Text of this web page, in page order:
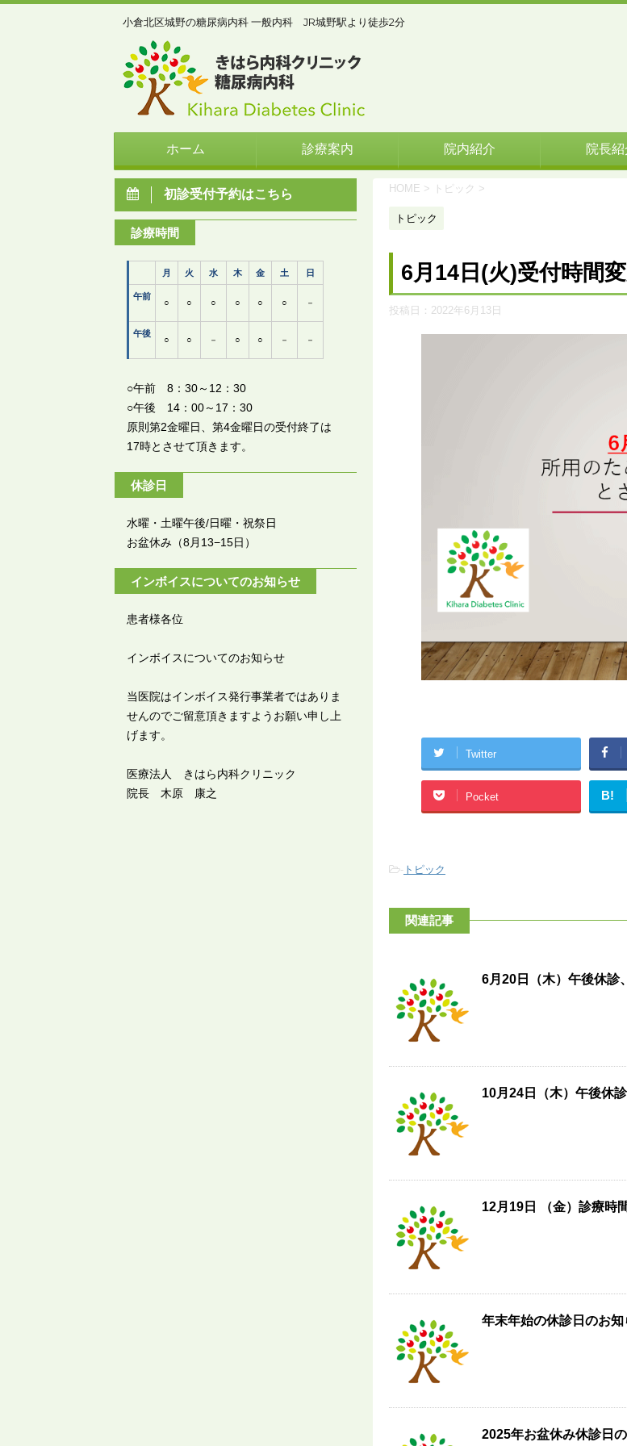
小倉北区城野の糖尿病内科 一般内科 JR城野駅より徒歩2分
ホーム 診療案内 院内紹介 院長紹
HOME > トピック >
トピック
6月14日(火)受付時間
投稿日： 2022年6月13日
Twitter
Pocket B!
- トピック
関連記事
6月20日（木）午後休診
10月24日（木）午後休
12月19日 （金）診療時
年末年始の休診日のお知
2025年お盆休み休診日
初診受付予約はこちら
診療時間
月 火 水 木 金 土 日
午前
○ ○ ○ ○ ○ ○ －
午後
○ ○ － ○ ○ － －
○午前 8：30～12：30
○午後 14：00～17：30
原則第2金曜日、第4金曜日の受付終了は
17時とさせて頂きます。
休診日
水曜・土曜午後/日曜・祝祭日
お盆休み（8月13−15日）
インボイスについてのお知らせ
患者様各位
インボイスについてのお知らせ
当医院はインボイス発行事業者ではありま
せんのでご留意頂きますようお願い申し上
げます。
医療法人 きはら内科クリニック
院長 木原 康之